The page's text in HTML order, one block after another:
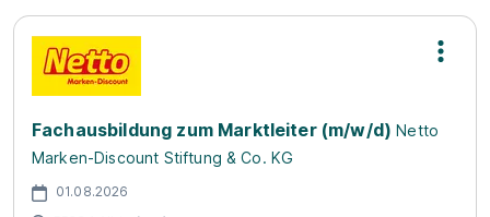
Fachausbildung zum Marktleiter (m/w/d) Netto
Marken-Discount Stiftung & Co. KG
01.08.2026